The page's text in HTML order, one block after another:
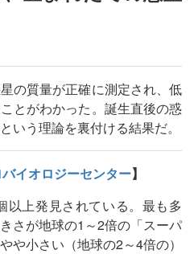
の質量が正確に測定され、低
とがわかった。誕生直後の惑
いう理論を裏付ける結果だ。
イオロジーセンター】
以上発見されている。最も多
さが地球の1～2倍の「スーパ
や小さい（地球の2～4倍の）